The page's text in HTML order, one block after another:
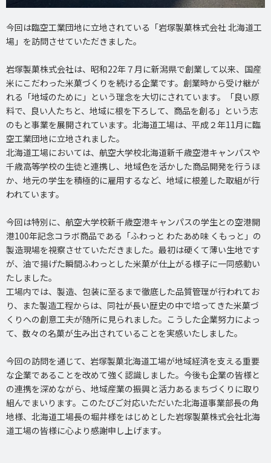
今回は臨空工業団地に立地されている「岩塚製菓株式会社 北海道工
場」を訪問させていただきました。
岩塚製菓株式会社は、昭和22年７月に新潟県で創業して以来、国産
米にこだわった米菓づくりを続ける企業です。創業時から受け継が
れる「地域のために」という理念を大切にされています。「良い原
料で、良い人たちと、地域に根を下ろして、商品を創る」という志
のもと事業を展開されています。北海道工場は、平成２年11月に臨
空工業団地に立地されました。
北海道工場においては、航空大学校北海道新千歳空港キャンパスや
千歳高等学校の生徒と連携し、地域色を活かした商品開発を行うほ
か、地元の学生を積極的に雇用するなど、地域に根差した取組が行
われています。
今回は特別に、航空大学校新千歳空港キャンパスの学生との空港開
港100年記念コラボ商品である「ふわっと わたあめ味 くもっと」の
製造現場を視察させていただきました。最初は硬くて薄い生地です
が、油で揚げた瞬間ふわっとした米菓が仕上がる様子に一同感動い
たしました。
工場内では、製造、包装に至るまで徹底した品質管理が行われてお
り、また製造工程からは、同社が長い歴史の中で培ってきた米菓づ
くりへの創意工夫が随所に見られました。こうした企業努力によっ
て、数々の名菓が生み出されていることを実感いたしました。
今回の訪問を通じて、岩塚製菓北海道工場が地域経済を支える重要
な企業であることを改めて強く認識しました。今後も企業の皆様と
の連携を深めながら、地域産業の振興と活力あるまちづくりに取り
組んでまいります。このたびご対応いただいた北海道事業部長の角
地様、北海道工場長の堀井様をはじめとした岩塚製菓株式会社北海
道工場の皆様に心より感謝申し上げます。